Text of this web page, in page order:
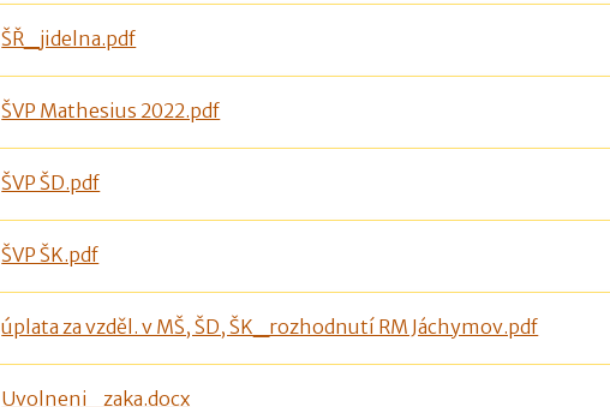
ŠŘ_jidelna.pdf
ŠVP Mathesius 2022.pdf
ŠVP ŠD.pdf
ŠVP ŠK.pdf
úplata za vzděl. v MŠ, ŠD, ŠK_rozhodnutí RM Jáchymov.pdf
Uvolneni_zaka.docx